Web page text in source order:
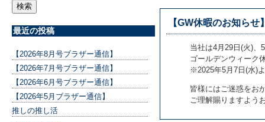
【GW休暇のお知らせ
当社は4月29日(火)、
ゴールデンウィーク
※2025年5月7日(水)
皆様にはご迷惑をお
ご理解賜りますよう
最近の投稿
【2026年8月号ブラザー通信】
【2026年7月号ブラザー通信】
【2026年6月号ブラザー通信】
【2026年5月ブラザー通信】
推しの推し活